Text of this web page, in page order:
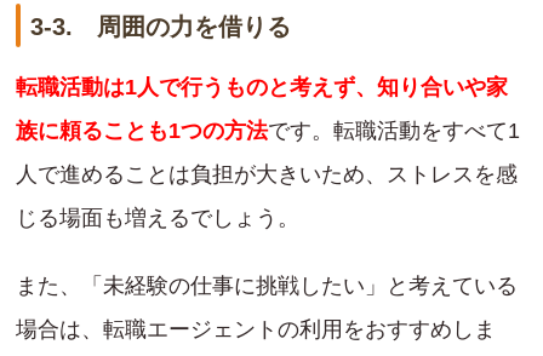
3-3. 周囲の力を借りる
転職活動は1人で行うものと考えず、知り合いや家
族に頼ることも1つの方法です。転職活動をすべて1
人で進めることは負担が大きいため、ストレスを感
じる場面も増えるでしょう。
また、「未経験の仕事に挑戦したい」と考えている
場合は、転職エージェントの利用をおすすめしま